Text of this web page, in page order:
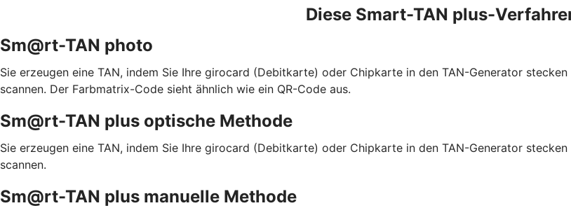
Diese Smart-TAN plus-
Sm@rt-TAN photo
Sie erzeugen eine TAN, indem Sie Ihre girocard (Debitkarte) oder Chipkarte in den TAN-Generator
scannen. Der Farbmatrix-Code sieht ähnlich wie ein QR-Code aus.
Sm@rt-TAN plus optische Methode
Sie erzeugen eine TAN, indem Sie Ihre girocard (Debitkarte) oder Chipkarte in den TAN-Generator
scannen.
Sm@rt-TAN plus manuelle Methode